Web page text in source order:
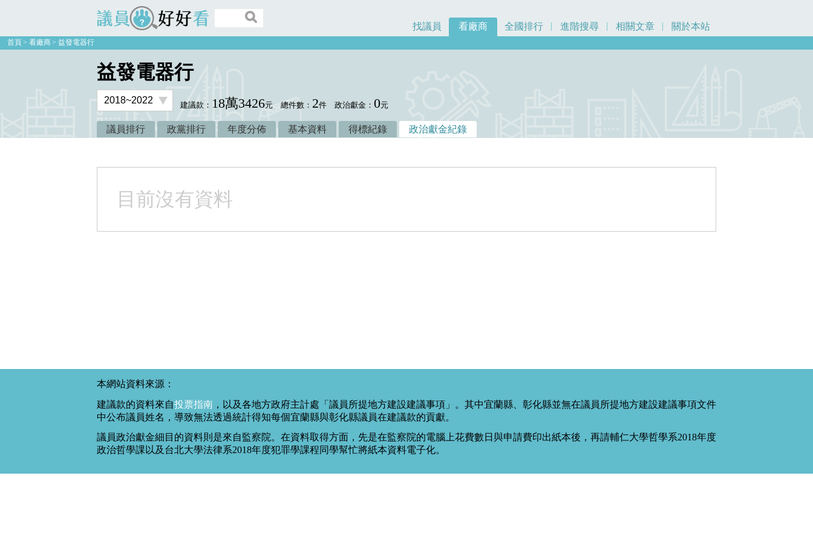
議員好好看
找議員 看廠商 全國排行 進階搜尋 相關文章 關於本站
首頁 看廠商 益發電器行
益發電器行
建議款： 18萬3426元 總件數： 2件 政治獻金：0元
議員排行 政黨排行 年度分佈 基本資料 得標紀錄 政治獻金紀錄
目前沒有資料
本網站資料來源：
建議款的資料來自投票指南 ，以及各地方政府主計處「議員所提地方建設建議事項」。其中宜蘭縣、彰化縣並無在議員所提地方建設建議事項文件
中公布議員姓名，導致無法透過統計得知每個宜蘭縣與彰化縣議員在建議款的貢獻。
議員政治獻金細目的資料則是來自監察院。在資料取得方面，先是在監察院的電腦上花費數日與申請費印出紙本後，再請輔仁大學哲學系2018年度
政治哲學課以及台北大學法律系2018年度犯罪學課程同學幫忙將紙本資料電子化。